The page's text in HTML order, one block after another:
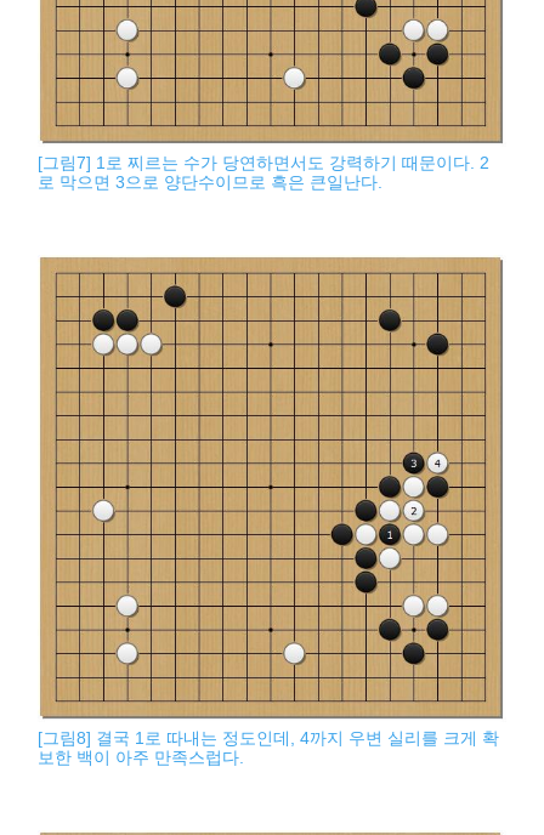
[그림7] 1로 찌르는 수가 당연하면서도 강력하기 때문이다. 2
로 막으면 3으로 양단수이므로 흑은 큰일난다.
[그림8] 결국 1로 따내는 정도인데, 4까지 우변 실리를 크게 확
보한 백이 아주 만족스럽다.